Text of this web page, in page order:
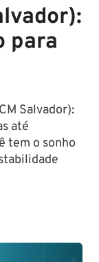
para
Salvador):
até
tem o sonho